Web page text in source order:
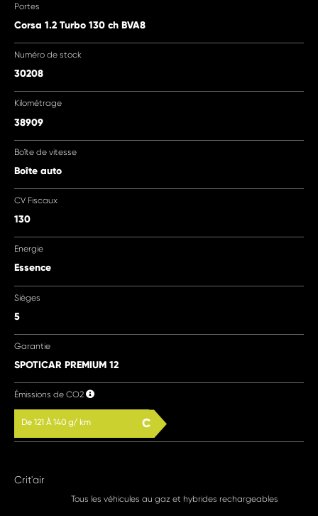
Portes
Corsa 1.2 Turbo 130 ch BVA8
Numéro de stock
30208
Kilométrage
38909
Boîte de vitesse
Boîte auto
CV Fiscaux
130
Energie
Essence
Sièges
5
Garantie
SPOTICAR PREMIUM 12
Émissions de CO2
De 121 À 140 g/ km C
Crit'air
Tous les véhicules au gaz et hybrides rechargeables